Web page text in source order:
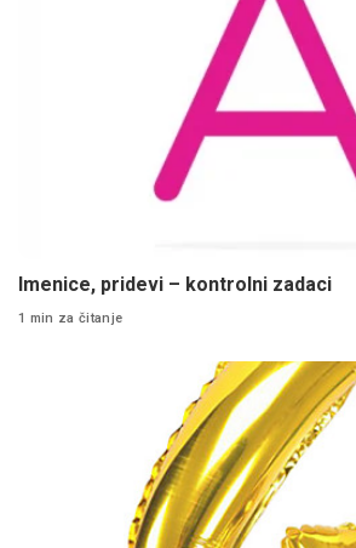
Imenice, pridevi – kontrolni zadaci
1 min za čitanje